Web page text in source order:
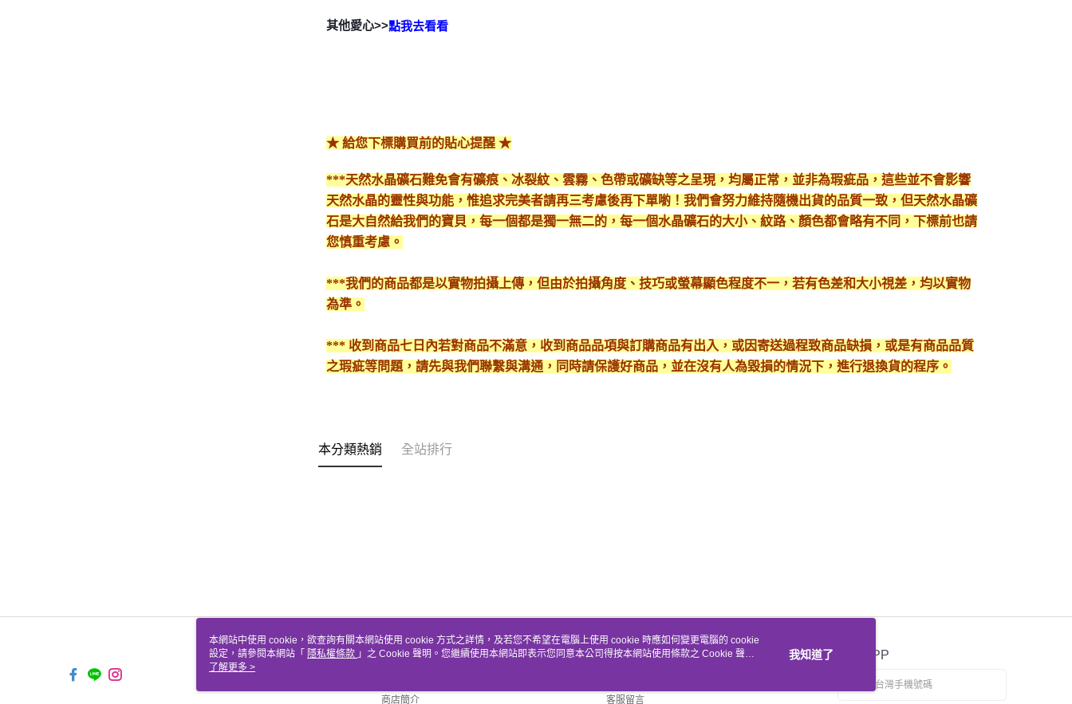
其他愛心>>點我去看看
★ 給您下標購買前的貼心提醒 ★
***天然水晶礦石難免會有礦痕、冰裂紋、雲霧、色帶或礦缺等之呈現，均屬正常，並非為瑕疵品，這些並不會影響
天然水晶的靈性與功能，惟追求完美者請再三考慮後再下單喲！我們會努力維持隨機出貨的品質一致，但天然水晶礦
石是大自然給我們的寶貝，每一個都是獨一無二的，每一個水晶礦石的大小、紋路、顏色都會略有不同，下標前也請
您慎重考慮。
***我們的商品都是以實物拍攝上傳，但由於拍攝角度、技巧或螢幕顯色程度不一，若有色差和大小視差，均以實物
為準。
*** 收到商品七日內若對商品不滿意，收到商品品項與訂購商品有出入，或因寄送過程致商品缺損，或是有商品品質
之瑕疵等問題，請先與我們聯繫與溝通，同時請保護好商品，並在沒有人為毀損的情況下，進行退換貨的程序。
本分類熱銷 全站排行
關於我們
商店簡介
客服資訊
客服留言
官方APP
本網站中使用 cookie，欲查詢有關本網站使用 cookie 方式之詳情，及若您不希望在電腦上使用 cookie 時應如何變更電腦的 cookie
設定，請參閱本網站「 隱私權條款 」之 Cookie 聲明。您繼續使用本網站即表示您同意本公司得按本網站使用條款之 Cookie 聲明
使用 cookie。
了解更多 >
我知道了